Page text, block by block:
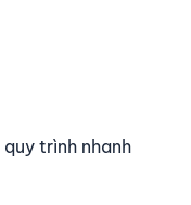
trình nhanh